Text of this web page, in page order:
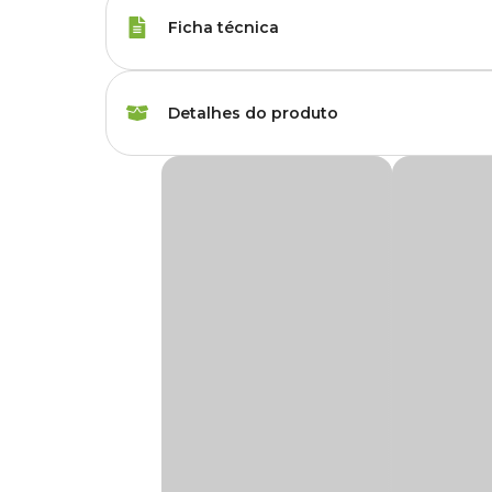
Ficha técnica
Peso da Ração 10.1 kg
Detalhes do produto